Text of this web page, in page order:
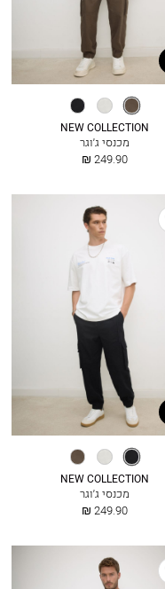
אפור
אבן
קליפת
ביצה
שחור
NEW COLLECTION
מכנסי ג׳וגר
החל
249.90 ₪
שחור קליפת
ביצה
אפור
אבן
NEW COLLECTION
מכנסי ג׳וגר
החל
249.90 ₪